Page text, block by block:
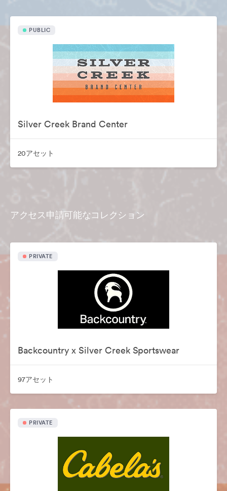
PUBLIC
Silver Creek Brand Center
20アセット
アクセス申請可能なコレクション
PRIVATE
Backcountry x Silver Creek Sportswear
97アセット
PRIVATE